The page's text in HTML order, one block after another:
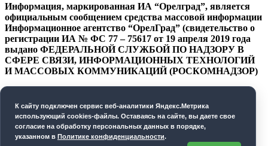
Информация, маркированная ИА “Орелград”, является
официальным сообщением средства массовой информации
Информационное агентство “ОрелГрад” (свидетельство о
регистрации ИА № ФС 77 – 75617 от 19 апреля 2019 года
выдано ФЕДЕРАЛЬНОЙ СЛУЖБОЙ ПО НАДЗОРУ В
СФЕРЕ СВЯЗИ, ИНФОРМАЦИОННЫХ ТЕХНОЛОГИЙ
И МАССОВЫХ КОММУНИКАЦИЙ (РОСКОМНАДЗОР)
СОГЛАСИЕ НА ОБРАБОТКУ ПЕРСОНАЛЬНЫХ
ДАННЫХ
К cайту подключен сервис веб-аналитики Яндекс.Метрика
использующий cookies-файлы. Оставаясь на сайте, вы даете свое
согласие на обработку персональных данных в порядке,
указанном в Политике конфиденциальности.